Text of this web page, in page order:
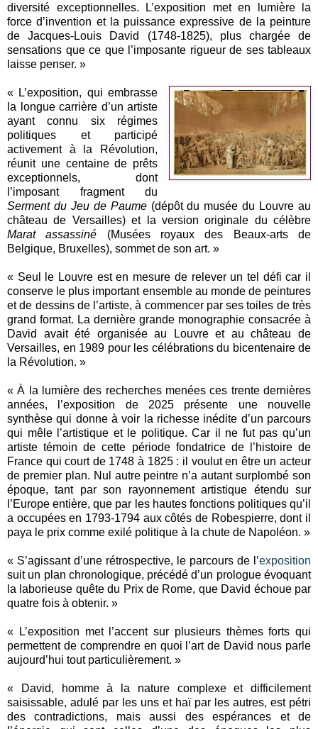
diversité exceptionnelles. L’exposition met en lumière la
force d’invention et la puissance expressive de la peinture
de Jacques-Louis David (1748-1825), plus chargée de
sensations que ce que l’imposante rigueur de ses tableaux
laisse penser. »
« L’exposition, qui embrasse
la longue carrière d’un artiste
ayant connu six régimes
politiques et participé
activement à la Révolution,
réunit une centaine de prêts
exceptionnels, dont
l’imposant fragment du
Serment du Jeu de Paume(dépôt du musée du Louvre au
château de Versailles) et la version originale du célèbre
Marat assassiné (Musées royaux des Beaux-arts de
Belgique, Bruxelles), sommet de son art. »
« Seul le Louvre est en mesure de relever un tel défi car il
conserve le plus important ensemble au monde de peintures
et de dessins de l’artiste, à commencer par ses toiles de très
grand format. La dernière grande monographie consacrée à
David avait été organisée au Louvre et au château de
Versailles, en 1989 pour les célébrations du bicentenaire de
la Révolution. »
« À la lumière des recherches menées ces trente dernières
années, l’exposition de 2025 présente une nouvelle
synthèse qui donne à voir la richesse inédite d’un parcours
qui mêle l’artistique et le politique. Car il ne fut pas qu’un
artiste témoin de cette période fondatrice de l’histoire de
France qui court de 1748 à 1825 : il voulut en être un acteur
de premier plan. Nul autre peintre n’a autant surplombé son
époque, tant par son rayonnement artistique étendu sur
l’Europe entière, que par les hautes fonctions politiques qu’il
a occupées en 1793-1794 aux côtés de Robespierre, dont il
paya le prix comme exilé politique à la chute de Napoléon. »
« S’agissant d’une rétrospective, le parcours de l’exposition
suit un plan chronologique, précédé d’un prologue évoquant
la laborieuse quête du Prix de Rome, que David échoue par
quatre fois à obtenir. »
« L’exposition met l’accent sur plusieurs thèmes forts qui
permettent de comprendre en quoi l’art de David nous parle
aujourd’hui tout particulièrement. »
« David, homme à la nature complexe et difficilement
saisissable, adulé par les uns et haï par les autres, est pétri
des contradictions, mais aussi des espérances et de